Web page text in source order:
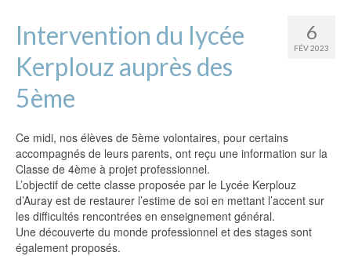
6
FÉV 2023
Intervention du lycée
Kerplouz auprès des
5ème
Ce midi, nos élèves de 5ème volontaires, pour certains
accompagnés de leurs parents, ont reçu une information sur la
Classe de 4ème à projet professionnel.
L’objectif de cette classe proposée par le Lycée Kerplouz
d’Auray est de restaurer l’estime de soi en mettant l’accent sur
les difficultés rencontrées en enseignement général.
Une découverte du monde professionnel et des stages sont
également proposés.